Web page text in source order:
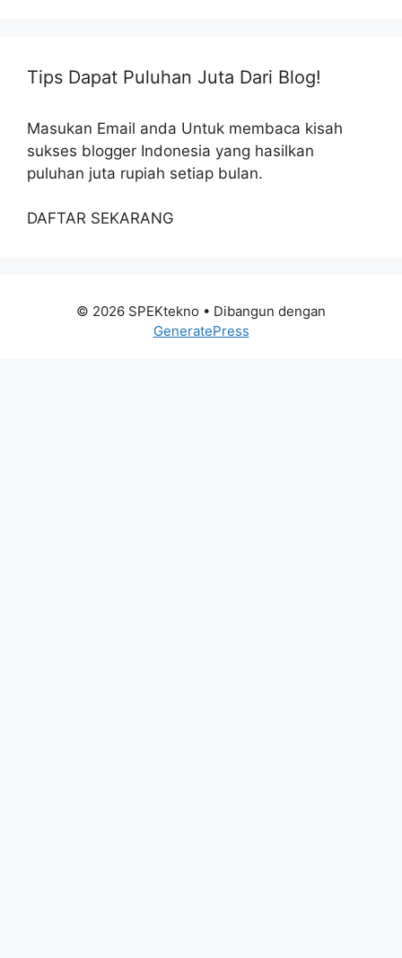
Tips Dapat Puluhan Juta Dari Blog!
Masukan Email anda Untuk membaca kisah
sukses blogger Indonesia yang hasilkan
puluhan juta rupiah setiap bulan.
DAFTAR SEKARANG
© 2026 SPEKtekno • Dibangun dengan
GeneratePress